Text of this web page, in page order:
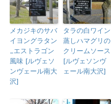
メカジキのサバ
イヨングラタン
_エストラゴン
風味 [ルヴェソ
ンヴェール南大
沢]
タラの白ワイン
蒸しハマグリの
クリームソース
[ルヴェソンヴ
ェール南大沢]